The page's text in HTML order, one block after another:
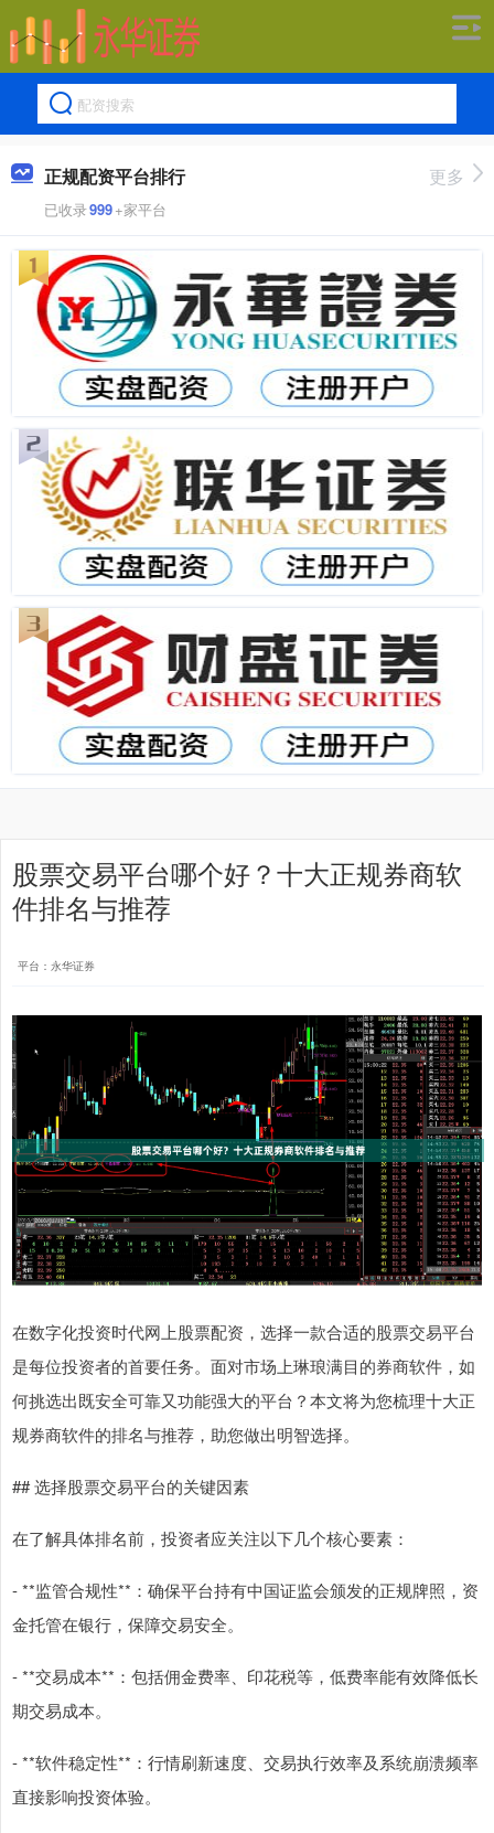
正规配资平台排行
已收录999+家平台
更多
股票交易平台哪个好？十大正规券商软
件排名与推荐
平台：永华证券
在数字化投资时代网上股票配资，选择一款合适的股票交易平台
是每位投资者的首要任务。面对市场上琳琅满目的券商软件，如
何挑选出既安全可靠又功能强大的平台？本文将为您梳理十大正
规券商软件的排名与推荐，助您做出明智选择。
## 选择股票交易平台的关键因素
在了解具体排名前，投资者应关注以下几个核心要素：
- **监管合规性**：确保平台持有中国证监会颁发的正规牌照，资
金托管在银行，保障交易安全。
- **交易成本**：包括佣金费率、印花税等，低费率能有效降低长
期交易成本。
- **软件稳定性**：行情刷新速度、交易执行效率及系统崩溃频率
直接影响投资体验。